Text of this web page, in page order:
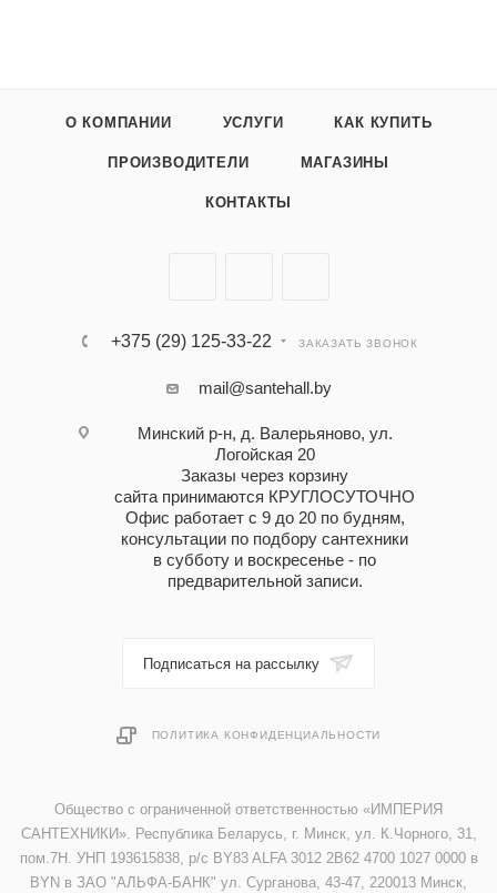
О КОМПАНИИ УСЛУГИ КАК КУПИТЬ
ПРОИЗВОДИТЕЛИ МАГАЗИНЫ
КОНТАКТЫ
+375 (29) 125-33-22 ЗАКАЗАТЬ ЗВОНОК
mail@santehall.by
Минский р-н, д. Валерьяново, ул.
Логойская 20
Заказы через корзину
сайта принимаются КРУГЛОСУТОЧНО
Офис работает с 9 до 20 по будням,
консультации по подбору сантехники
в субботу и воскресенье - по
предварительной записи.
Подписаться на рассылку
ПОЛИТИКА КОНФИДЕНЦИАЛЬНОСТИ
Общество с ограниченной ответственностью «ИМПЕРИЯ
САНТЕХНИКИ». Республика Беларусь, г. Минск, ул. К.Чорного, 31,
пом.7Н. УНП 193615838, р/с BY83 ALFA 3012 2B62 4700 1027 0000 в
BYN в ЗАО "АЛЬФА-БАНК" ул. Сурганова, 43-47, 220013 Минск,